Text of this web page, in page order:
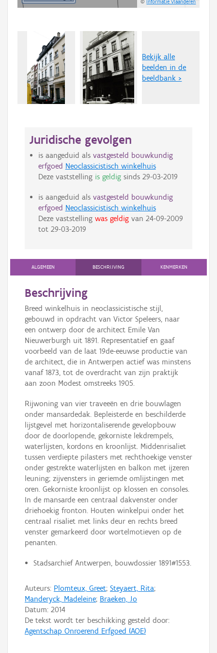
©Informatie Vlaanderen
Bekijk alle
beelden in de
beeldbank >
Juridische gevolgen
is aangeduid als vastgesteld bouwkundig
erfgoed Neoclassicistisch winkelhuis
Deze vaststelling is geldigsinds 29-03-2019
is aangeduid als vastgesteld bouwkundig
erfgoed Neoclassicistisch winkelhuis
Deze vaststelling was geldigvan 24-09-2009
tot 29-03-2019
ALGEMEEN BESCHRIJVING KENMERKEN
Beschrijving
Breed winkelhuis in neoclassicistische stijl,
gebouwd in opdracht van Victor Speleers, naar
een ontwerp door de architect Emile Van
Nieuwerburgh uit 1891. Representatief en gaaf
voorbeeld van de laat 19de-eeuwse productie van
de architect, die in Antwerpen actief was minstens
vanaf 1873, tot de overdracht van zijn praktijk
aan zoon Modest omstreeks 1905.
Rijwoning van vier traveeën en drie bouwlagen
onder mansardedak. Bepleisterde en beschilderde
lijstgevel met horizontaliserende gevelopbouw
door de doorlopende, gekorniste lekdrempels,
waterlijsten, kordons en kroonlijst. Middenrisaliet
tussen verdiepte pilasters met rechthoekige venster
onder gestrekte waterlijsten en balkon met ijzeren
leuning; zijvensters in geriemde omlijstingen met
oren. Gekorniste kroonlijst op klossen en consoles.
In de mansarde een centraal dakvenster onder
driehoekig fronton. Houten winkelpui onder het
centraal risaliet met links deur en rechts breed
venster gemarkeerd door wortelmotieven op de
penanten.
Stadsarchief Antwerpen, bouwdossier 1891#1553.
Auteurs: Plomteux, Greet; Steyaert, Rita;
Manderyck, Madeleine; Braeken, Jo
Datum: 2014
De tekst wordt ter beschikking gesteld door:
Agentschap Onroerend Erfgoed (AOE)